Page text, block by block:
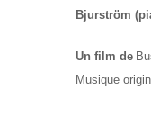
Bjurström
Un film de
Musique